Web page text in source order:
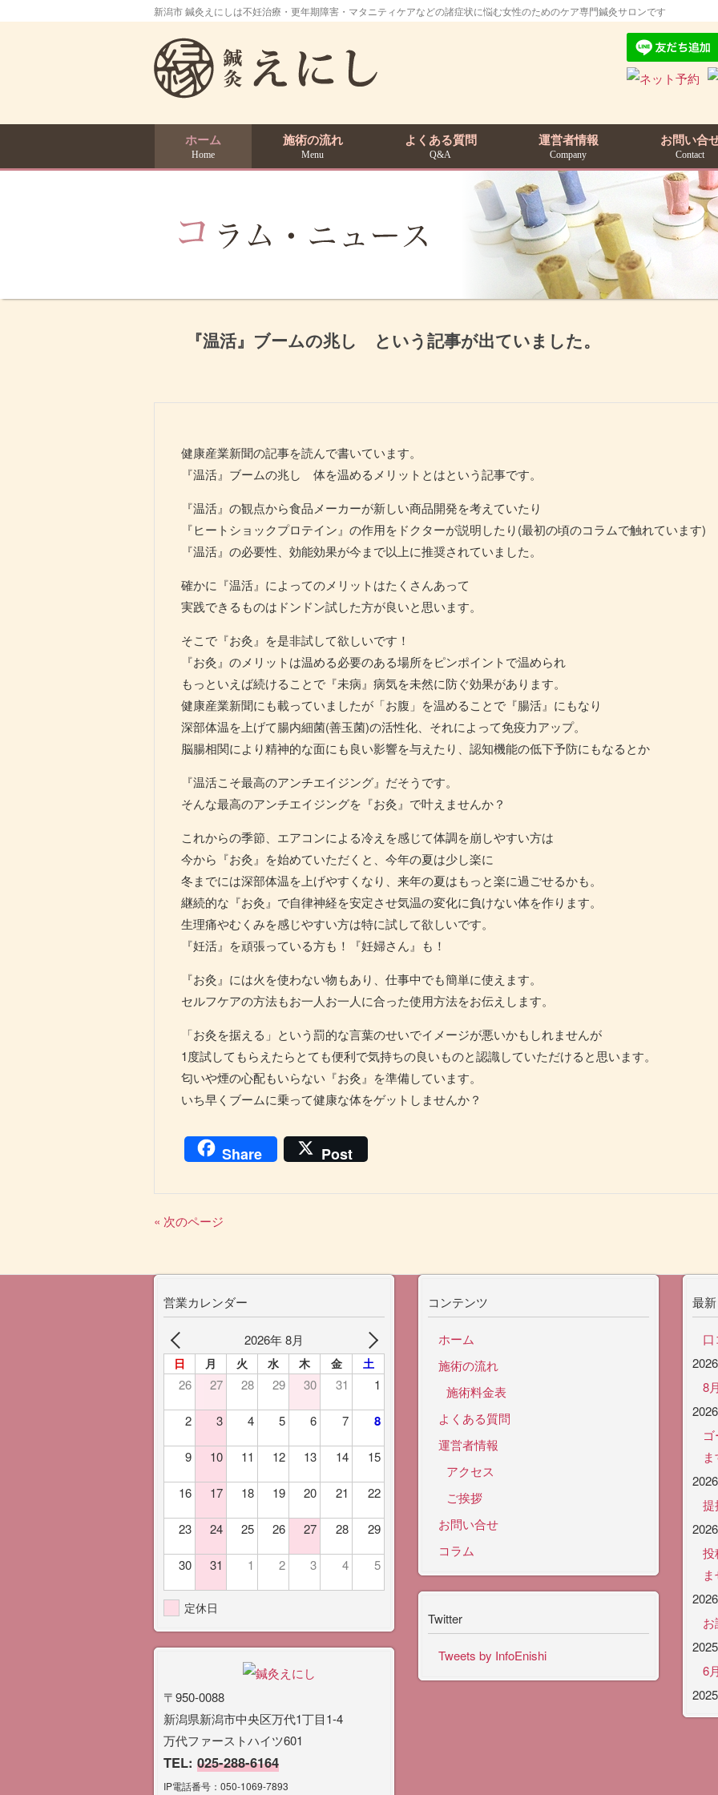
新潟市 鍼灸えにしは不妊治療・更年期障害・マタニティケアなどの諸症状に悩む女性のためのケア専門鍼灸サロンです
ホーム
Home
施術の流れ
Menu
よくある質問
Q&A
運営者情報
Company
お問い合
Contact
『温活』ブームの兆し という記事が出ていました。
健康産業新聞の記事を読んで書いています。
『温活』ブームの兆し 体を温めるメリットとはという記事です。
『温活』の観点から食品メーカーが新しい商品開発を考えていたり
『ヒートショックプロテイン』の作用をドクターが説明したり(最初の頃のコラムで触れています)
『温活』の必要性、効能効果が今まで以上に推奨されていました。
確かに『温活』によってのメリットはたくさんあって
実践できるものはドンドン試した方が良いと思います。
そこで『お灸』を是非試して欲しいです！
『お灸』のメリットは温める必要のある場所をピンポイントで温められ
もっといえば続けることで『未病』病気を未然に防ぐ効果があります。
健康産業新聞にも載っていましたが「お腹」を温めることで『腸活』にもなり
深部体温を上げて腸内細菌(善玉菌)の活性化、それによって免疫力アップ。
脳腸相関により精神的な面にも良い影響を与えたり、認知機能の低下予防にもなるとか
『温活こそ最高のアンチエイジング』だそうです。
そんな最高のアンチエイジングを『お灸』で叶えませんか？
これからの季節、エアコンによる冷えを感じて体調を崩しやすい方は
今から『お灸』を始めていただくと、今年の夏は少し楽に
冬までには深部体温を上げやすくなり、来年の夏はもっと楽に過ごせるかも。
継続的な『お灸』で自律神経を安定させ気温の変化に負けない体を作ります。
生理痛やむくみを感じやすい方は特に試して欲しいです。
『妊活』を頑張っている方も！『妊婦さん』も！
『お灸』には火を使わない物もあり、仕事中でも簡単に使えます。
セルフケアの方法もお一人お一人に合った使用方法をお伝えします。
「お灸を据える」という罰的な言葉のせいでイメージが悪いかもしれませんが
1度試してもらえたらとても便利で気持ちの良いものと認識していただけると思います。
匂いや煙の心配もいらない『お灸』を準備しています。
いち早くブームに乗って健康な体をゲットしませんか？
Share Post
« 次のページ
営業カレンダー
2026年 8月
日 月 火 水 木 金 土
26 27 28 29 30 31 1
2 3 4 5 6 7 8
9 10 11 12 13 14 15
16 17 18 19 20 21 22
23 24 25 26 27 28 29
30 31 1 2 3 4 5
定休日
〒950-0088
新潟県新潟市中央区万代1丁目1-4
万代ファーストハイツ601
TEL: 025-288-6164
IP電話番号：050-1069-7893
コンテンツ
ホーム
施術の流れ
施術料金表
よくある質問
運営者情報
アクセス
ご挨拶
お問い合せ
コラム
Twitter
Tweets by InfoEnishi
最
8
提
投
6